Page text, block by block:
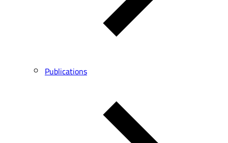
Publications